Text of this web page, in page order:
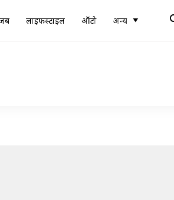
लाइफस्टाइल ऑटो अन्य